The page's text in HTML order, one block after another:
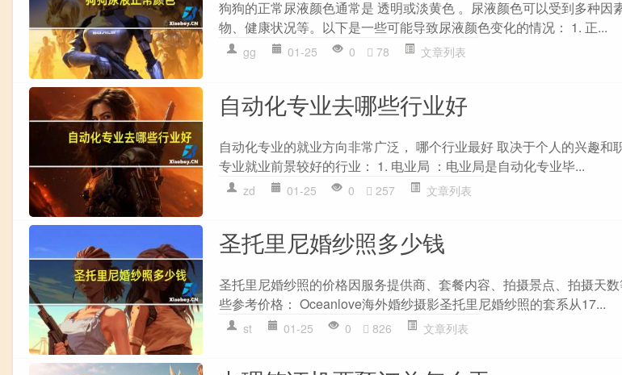
狗狗的正常尿液颜色通常是 透明或淡黄色 。尿液颜色可以受到多种因
物、健康状况等。以下是一些可能导致尿液颜色变化的情况： 1. 正...
gg 01-25 0 78 文章列表
自动化专业去哪些行业好
自动化专业的就业方向非常广泛， 哪个行业最好 取决于个人的兴趣和
专业就业前景较好的行业： 1. 电业局 ：电业局是自动化专业毕...
zd 01-25 0 257 文章列表
圣托里尼婚纱照多少钱
圣托里尼婚纱照的价格因服务提供商、套餐内容、拍摄景点、拍摄天
些参考价格： Oceanlove海外婚纱摄影圣托里尼婚纱照的套系从17...
st 01-25 0 826 文章列表